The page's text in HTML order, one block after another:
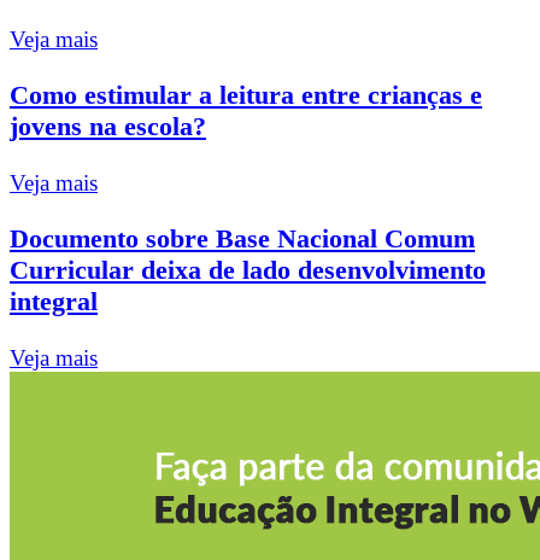
Veja mais
Como estimular a leitura entre crianças e
jovens na escola?
Veja mais
Documento sobre Base Nacional Comum
Curricular deixa de lado desenvolvimento
integral
Veja mais